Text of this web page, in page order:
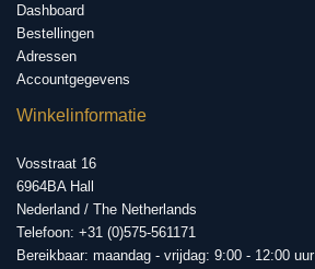
Dashboard
Bestellingen
Adressen
Accountgegevens
Winkelinformatie
Vosstraat 16
6964BA Hall
Nederland / The Netherlands
Telefoon: +31 (0)575-561171
Bereikbaar: maandag - vrijdag: 9:00 - 12:00 uur